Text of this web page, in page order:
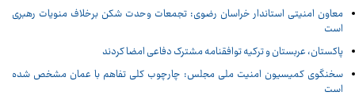
معاون امنیتی استاندار خراسان رضوی: تجمعات وحدت شکن برخلاف منویات رهبری
است
پاکستان، عربستان و ترکیه توافقنامه مشترک دفاعی امضا کردند
سخنگوی کمیسیون امنیت ملی مجلس: چارچوب کلی تفاهم با عمان مشخص شده
است